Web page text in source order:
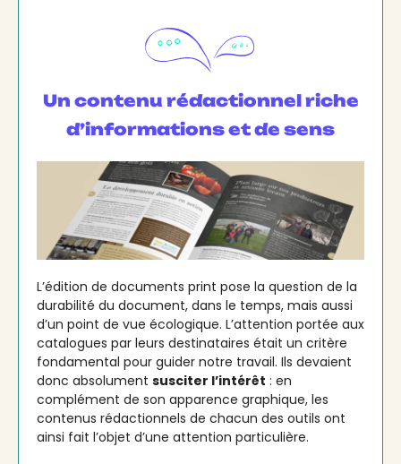
Un contenu rédactionnel riche
d’informations et de sens
L’édition de documents print pose la question de la
durabilité du document, dans le temps, mais aussi
d’un point de vue écologique. L’attention portée aux
catalogues par leurs destinataires était un critère
fondamental pour guider notre travail. Ils devaient
donc absolument susciter l’intérêt : en
complément de son apparence graphique, les
contenus rédactionnels de chacun des outils ont
ainsi fait l’objet d’une attention particulière.